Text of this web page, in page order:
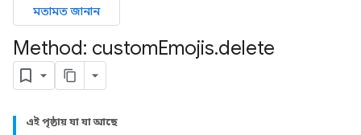
মতামত জানান
Method: customEmojis.delete
এই পৃষ্ঠায় যা যা আছে